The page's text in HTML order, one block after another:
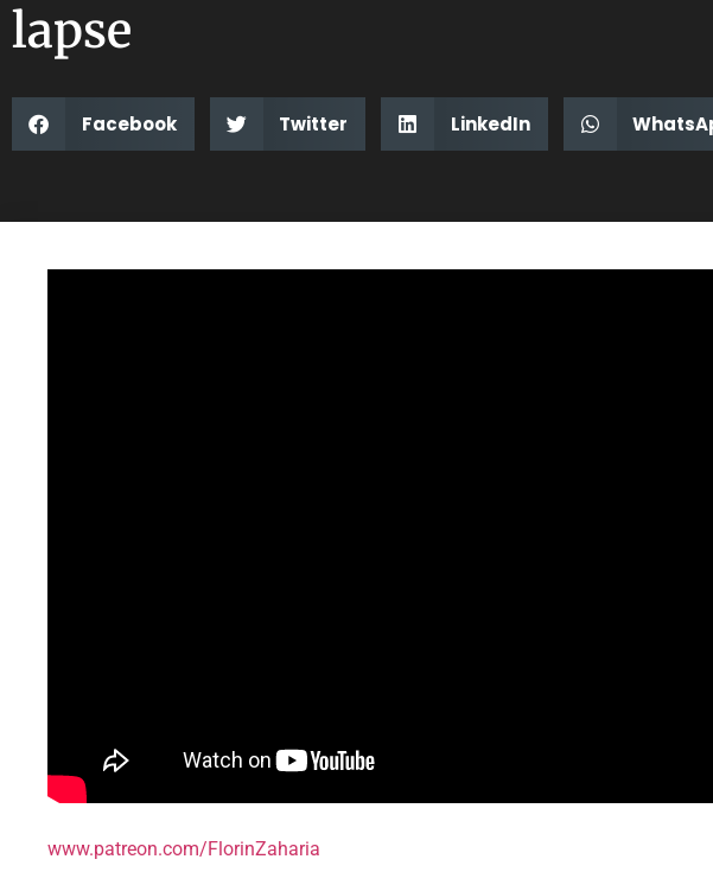
lapse
Facebook Twitter LinkedIn
www.patreon.com/FlorinZaharia